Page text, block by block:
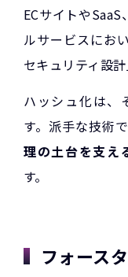
ECサイトや
ルサービスにお
セキュリティ設
ハッシュ化は、
す。派手な技術
理の土台を支え
す。
フォース